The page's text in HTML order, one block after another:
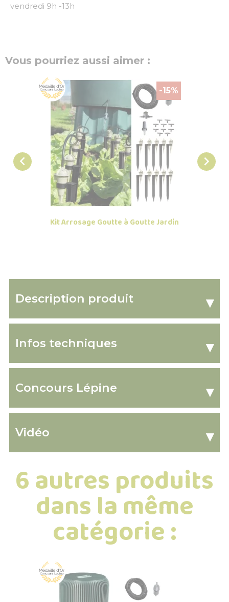
vendredi 9h -13h
Vous pourriez aussi aimer :

-15%
Kit Arrosage Goutte à Goutte Jardin

Description produit ▾
Infos techniques ▾
Concours Lépine ▾
Vidéo ▾
6 autres produits
dans la même
catégorie :